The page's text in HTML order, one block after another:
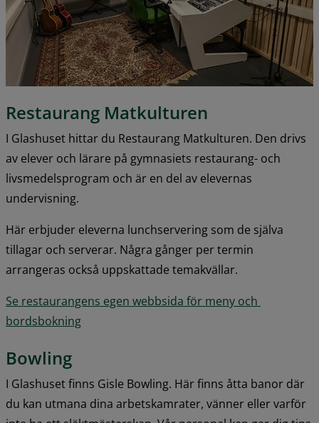
Restaurang Matkulturen
I Glashuset hittar du Restaurang Matkulturen. Den drivs
av elever och lärare på gymnasiets restaurang- och
livsmedelsprogram och är en del av elevernas
undervisning.
Här erbjuder eleverna lunchservering som de själva
tillagar och serverar. Några gånger per termin
arrangeras också uppskattade temakvällar.
Se restaurangens egen webbsida för meny och
bordsbokning
Bowling
I Glashuset finns Gisle Bowling. Här finns åtta banor där
du kan utmana dina arbetskamrater, vänner eller varför